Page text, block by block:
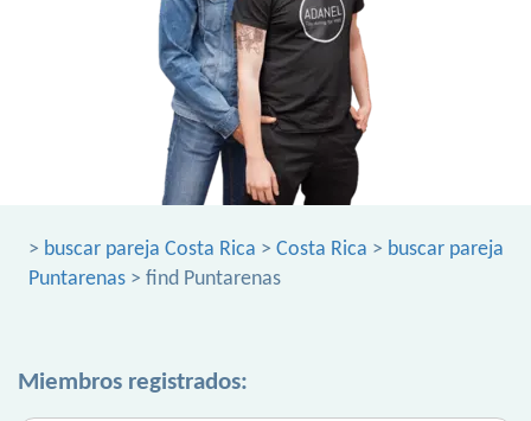
> buscar pareja Costa Rica > Costa Rica > buscar pareja
Puntarenas > find Puntarenas
Miembros registrados: